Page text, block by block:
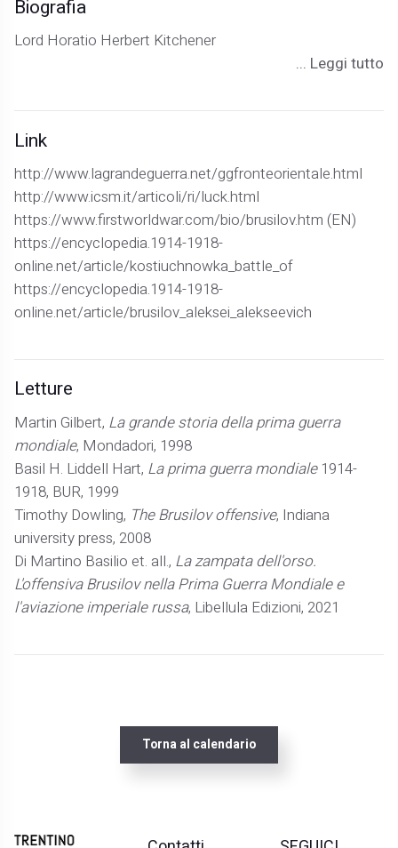
Biografia
Lord Horatio Herbert Kitchener
... Leggi tutto
Link
http://www.lagrandeguerra.net/ggfronteorientale.html
http://www.icsm.it/articoli/ri/luck.html
https://www.firstworldwar.com/bio/brusilov.htm (EN)
https://encyclopedia.1914-1918-
online.net/article/kostiuchnowka_battle_of
https://encyclopedia.1914-1918-
online.net/article/brusilov_aleksei_alekseevich
Letture
Martin Gilbert, La grande storia della prima guerra
mondiale, Mondadori, 1998
Basil H. Liddell Hart, La prima guerra mondiale1914-
1918, BUR, 1999
Timothy Dowling, The Brusilov offensive, Indiana
university press, 2008
Di Martino Basilio et. all., La zampata dell'orso.
L'offensiva Brusilov nella Prima Guerra Mondiale e
l'aviazione imperiale russa, Libellula Edizioni, 2021
Torna al calendario